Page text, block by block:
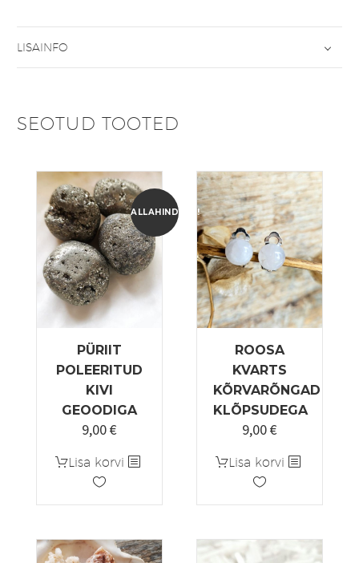
LISAINFO
SEOTUD TOOTED
ALLAHINDLUS!
PÜRIIT
POLEERITUD
KIVI
GEOODIGA
Algne
oli:
12,00 €.
9,00€
on:
Lisa korvi
ROOSA
KVARTS
KÕRVARÕNGAD
KLÕPSUDEGA
9,00€
Lisa korvi